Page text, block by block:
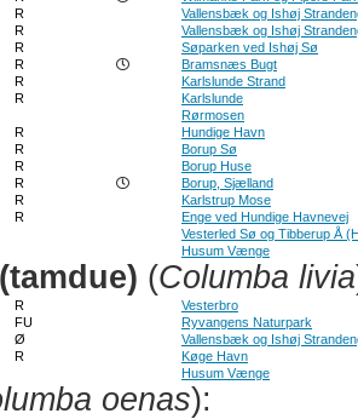
R
Vallensbæk og Ishøj
R
Vallensbæk og Ishøj
R
Søparken ved Ishøj Sø
R
Bramsnæs Bugt
R
Karlslunde Strand
R
Karlslunde
Rørmosen
R
Hundige Havn
R
Borup Sø
R
Borup Huse
R
Borup, Sjælland
R
Karlstrup Mose
R
Enge ved Hundige Havnevej
Vesterled Sø og Tibberup Å
Husum Vænge
(Columba livia
R
Vesterbro
FU
Ryvangens Naturpark
Ø
Vallensbæk og Ishøj
R
Køge Havn
Husum Vænge
oenas):